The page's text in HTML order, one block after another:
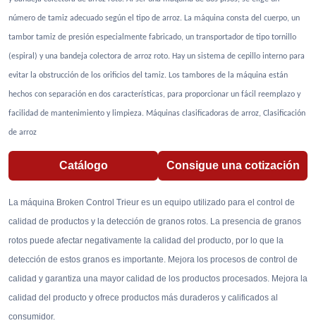
número de tamiz adecuado según el tipo de arroz. La máquina consta del cuerpo, un
tambor tamiz de presión especialmente fabricado, un transportador de tipo tornillo
(espiral) y una bandeja colectora de arroz roto. Hay un sistema de cepillo interno para
evitar la obstrucción de los orificios del tamiz. Los tambores de la máquina están
hechos con separación en dos características, para proporcionar un fácil reemplazo y
facilidad de mantenimiento y limpieza. Máquinas clasificadoras de arroz, Clasificación
de arroz
Catálogo Consigue una cotización
La máquina Broken Control Trieur es un equipo utilizado para el control de
calidad de productos y la detección de granos rotos. La presencia de granos
rotos puede afectar negativamente la calidad del producto, por lo que la
detección de estos granos es importante. Mejora los procesos de control de
calidad y garantiza una mayor calidad de los productos procesados. Mejora la
calidad del producto y ofrece productos más duraderos y calificados al
consumidor.